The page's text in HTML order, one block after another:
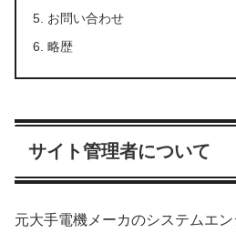
お問い合わせ
略歴
サイト管理者について
元大手電機メーカのシステムエン